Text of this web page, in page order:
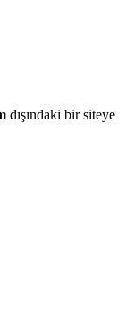
dışındaki bir siteye